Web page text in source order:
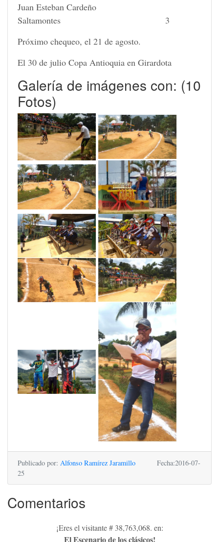
Juan Esteban Cardeño
Saltamontes 3
Próximo chequeo, el 21 de agosto.
El 30 de julio Copa Antioquia en Girardota
Galería de imágenes con: (10
Fotos)
Publicado por: Alfonso Ramírez Jaramillo Fecha:2016-07-
25
Comentarios
¡Eres el visitante # 38,763,068. en:
El Escenario de los clásicos!